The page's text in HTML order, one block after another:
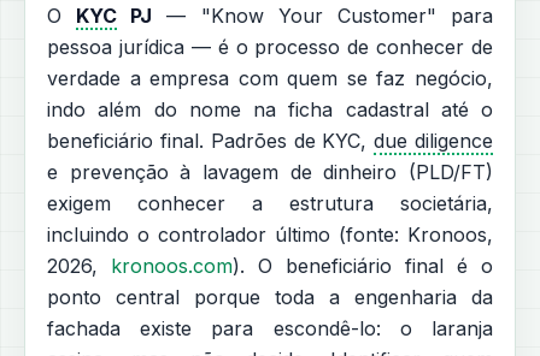
O KYC PJ — "Know Your Customer" para
pessoa jurídica — é o processo de conhecer de
verdade a empresa com quem se faz negócio,
indo além do nome na ficha cadastral até o
beneficiário final. Padrões de KYC,due diligence
e prevenção à lavagem de dinheiro (PLD/FT)
exigem conhecer a estrutura societária,
incluindo o controlador último (fonte: Kronoos,
2026, kronoos.com). O beneficiário final é o
ponto central porque toda a engenharia da
fachada existe para escondê-lo: o laranja